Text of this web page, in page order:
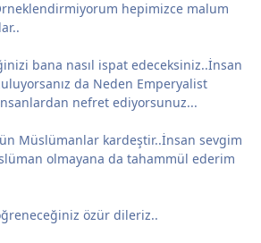
hepimizce malum
bana nasıl ispat edeceksiniz..İnsan
da Neden Emperyalist
nefret ediyorsunuz...
Müslümanlar kardeştir..İnsan sevgim
olmayana da tahammül ederim
özür dileriz..